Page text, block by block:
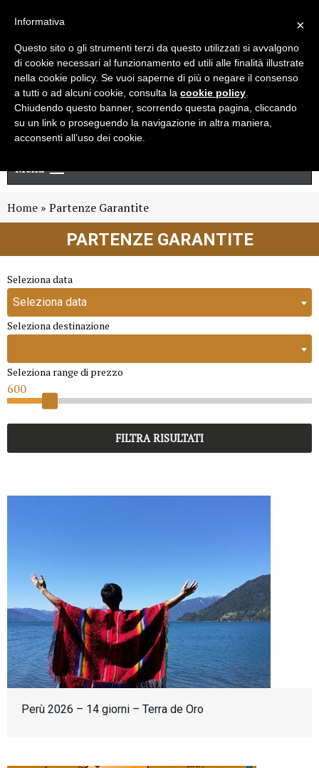
Newsletter
Menu
Home » Partenze Garantite
PARTENZE GARANTITE
Seleziona data
Seleziona data
Seleziona destinazione
Seleziona range di prezzo
Perù 2026 – 14 giorni – Terra de Oro
×
Informativa
Questo sito o gli strumenti terzi da questo utilizzati si avvalgono
di cookie necessari al funzionamento ed utili alle finalità illustrate
nella cookie policy. Se vuoi saperne di più o negare il consenso
a tutti o ad alcuni cookie, consulta la cookie policy
Chiudendo questo banner, scorrendo questa pagina, cliccando
su un link o proseguendo la navigazione in altra maniera,
acconsenti all’uso dei cookie.